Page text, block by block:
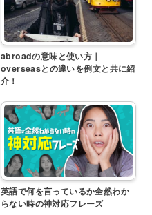
abroadの意味と使い方｜
overseasとの違いを例文と共に紹
介！
英語で何を言っているか全然わか
らない時の神対応フレーズ